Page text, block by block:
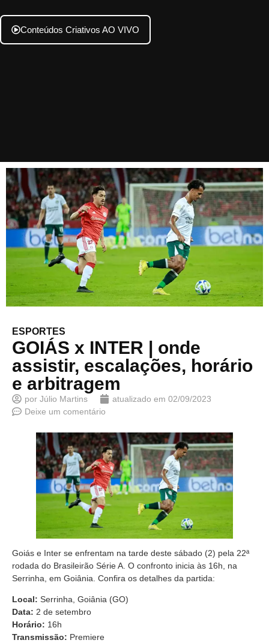
Conteúdos Criativos AO VIVO
ESPORTES
GOIÁS x INTER | onde
assistir, escalações, horário
e arbitragem
por Júlio Martins atualizado em 02/09/2023
Deixe um comentário
Goiás e Inter se enfrentam na tarde deste sábado (2) pela 22ª
rodada do Brasileirão Série A. O confronto inicia às 16h, na
Serrinha, em Goiânia. Confira os detalhes da partida:
Local: Serrinha, Goiânia (GO)
Data: 2 de setembro
Horário: 16h
Transmissão: Premiere